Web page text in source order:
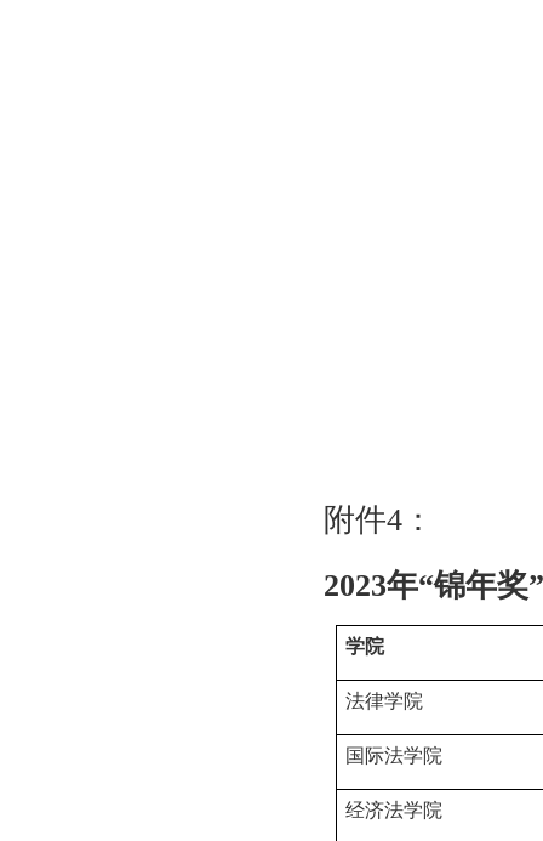
附件4 ：
2023年“锦年奖
学院
法律学院
国际法学院
经济法学院